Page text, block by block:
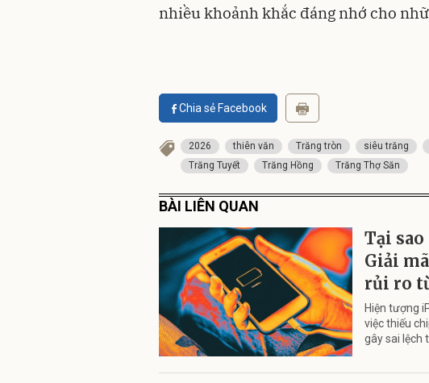
nhiều khoảnh khắc đáng nhớ cho
Chia sẻ Facebook
2026 thiên văn Trăng tròn siêu trăng
Trăng Tuyết
Trăng Hồng Trăng Thợ Săn
BÀI LIÊN QUAN
Tại
Giải
rủi ro
Hiện tượng
việc thiếu
gây sai lệch